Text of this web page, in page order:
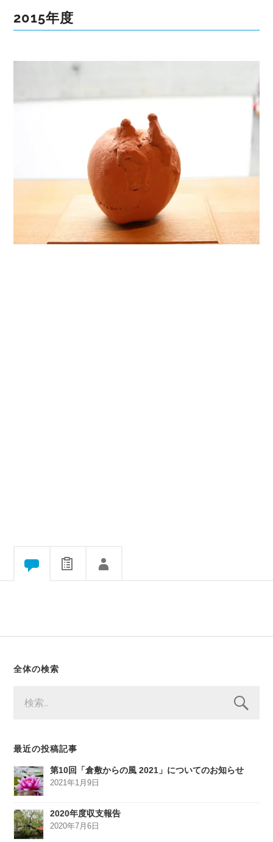
2015年度
全体の検索
索:
最近の投稿記事
第10回「倉敷からの風 2021」についてのお知らせ
2021年1月9日
2020年度収支報告
2020年7月6日